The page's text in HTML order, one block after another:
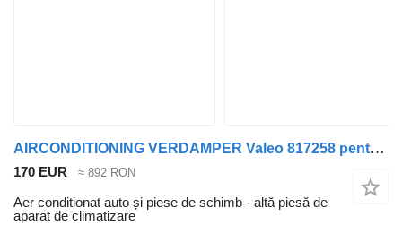
AIRCONDITIONING VERDAMPER Valeo 817258 pentru cap tractor Mercedes-Benz ACTROS MP4
170 EUR ≈ 892 RON
Aer conditionat auto și piese de schimb - altă piesă de
aparat de climatizare